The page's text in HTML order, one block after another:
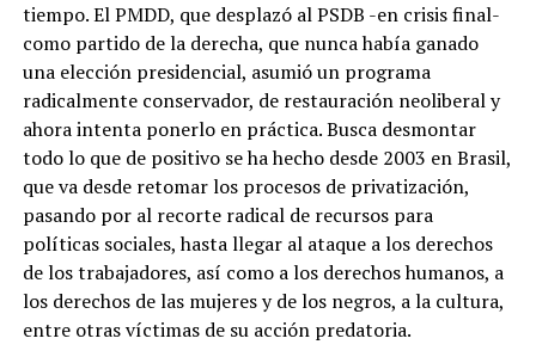
tiempo. El PMDD, que desplazó al PSDB -en crisis final-
como partido de la derecha, que nunca había ganado
una elección presidencial, asumió un programa
radicalmente conservador, de restauración neoliberal y
ahora intenta ponerlo en práctica. Busca desmontar
todo lo que de positivo se ha hecho desde 2003 en Brasil,
que va desde retomar los procesos de privatización,
pasando por al recorte radical de recursos para
políticas sociales, hasta llegar al ataque a los derechos
de los trabajadores, así como a los derechos humanos, a
los derechos de las mujeres y de los negros, a la cultura,
entre otras víctimas de su acción predatoria.